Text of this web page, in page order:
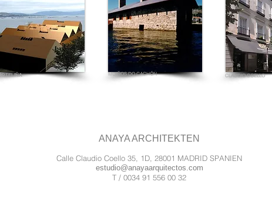
MUIÑOS DO CACHÓN CLAUDIO COELLO
ANAYA ARCHITEKTEN
Calle Claudio Coello 35, 1D, 28001 MADRID SPANIEN
estudio@anayaarquitectos.com
T / 0034 91 556 00 32